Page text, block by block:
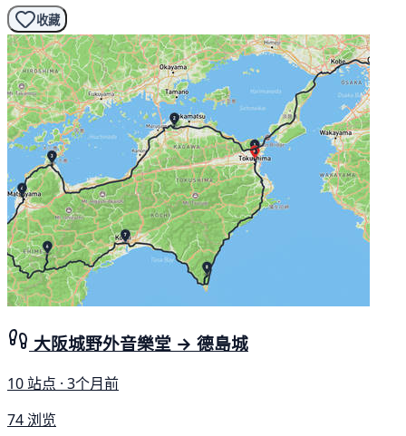
收藏
大阪城野外音樂堂 → 德島城
10 站点 · 3个月前
74 浏览